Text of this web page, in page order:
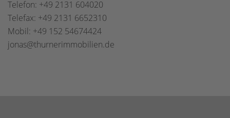
Telefon: +49 2131 604020
Telefax: +49 2131 6652310
Mobil: +49 152 54674424
jonas@thurnerimmobilien.de